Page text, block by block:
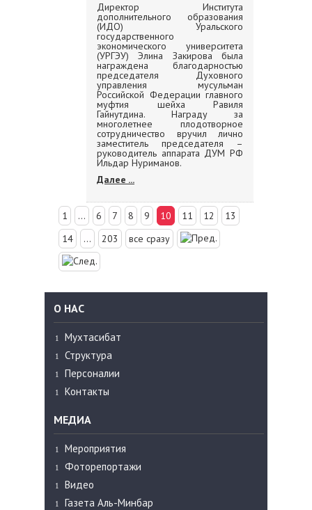
Директор Института
дополнительного образования
(ИДО) Уральского
государственного
экономического университета
(УРГЭУ) Элина Закирова была
награждена благодарностью
председателя Духовного
управления мусульман
Российской Федерации главного
муфтия шейха Равиля
Гайнутдина. Награду за
многолетнее плодотворное
сотрудничество вручил лично
заместитель председателя –
руководитель аппарата ДУМ РФ
Ильдар Нуриманов.
Далее ...
1 ... 6 7 8 9 10 11 12
13
14
... 203 все сразу
О НАС
Мухтасибат
Структура
Персоналии
Контакты
МЕДИА
Мероприятия
Фоторепортажи
Видео
Газета Аль-Минбар